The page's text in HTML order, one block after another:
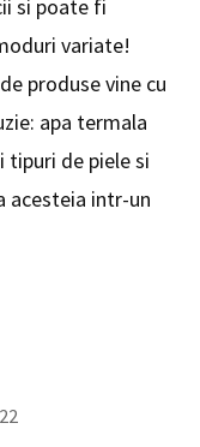
si poate fi
variate!
produse vine cu
apa termala
de piele si
acesteia intr-un